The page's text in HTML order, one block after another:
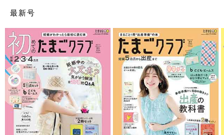
最新号